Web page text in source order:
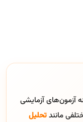
آزمون‌های آزمایشی
مانندتحلیل